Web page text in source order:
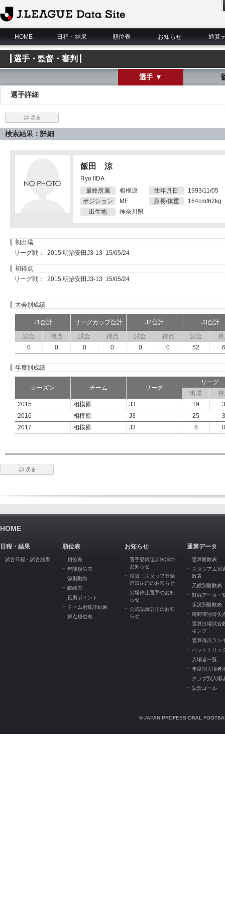
J.League Data Site
HOME
日程・結果 順位表 お知らせ 通算
選手・監督・審判
選手 ▼
選手詳細
戻る
検索結果：詳細
飯田 涼
Ryo IIDA
最終所属
相模原
ポジション
MF
出生地
神奈川県
生年月日
1993/11/05
身長/体重
164cm/62kg
初出場
リーグ戦： 2015 明治安田J3-13 15/05/24
初得点
リーグ戦： 2015 明治安田J3-13 15/05/24
大会別成績
J1合計 リーグカップ合計 J2合計
J3合計
試合
得点 試合 得点 試合 得点 試合
得
0
0 0 0 0 0 52 6
年度別成績
シーズン チーム リーグ
リーグ
出場
得
2015
相模原 J3 19
3
2016
相模原 J3 25
3
2017
相模原 J3 8 0
戻る
HOME
日程・結果
試合日程・試合結果
順位表
順位表
年間順位表
節別動向
戦績表
反則ポイント
チーム別集計結果
得点順位表
お知らせ
選手登録追加抹消の
お知らせ
役員・スタッフ登録
追加抹消のお知らせ
出場停止選手のお知
らせ
公式記録訂正のお知
らせ
通算データ
通算勝敗表
スタジアム別
敗表
天候別勝敗表
対戦データ一
状況別勝敗表
時間帯別得失
通算出場試合
キング
通算得点ラン
ハットトリッ
入場者一覧
年度別入場者
クラブ別入場
記念ゴール
© JAPAN PROFESSIONAL